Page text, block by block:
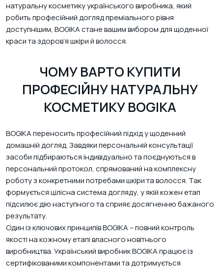
натуральну косметику українського виробника, який
робить професійний догляд преміального рівня
доступнішим, BOGIKA стане вашим вибором для щоденної
краси та здоров’я шкіри й волосся.
ЧОМУ ВАРТО КУПИТИ
ПРОФЕСІЙНУ НАТУРАЛЬНУ
КОСМЕТИКУ BOGIKA
BOGIKA переносить професійний підхід у щоденний
домашній догляд. Завдяки персональній консультації
засоби підбираються індивідуально та поєднуються в
персональний протокол, спрямований на комплексну
роботу з конкретними потребами шкіри та волосся. Так
формується цілісна система догляду, у якій кожен етап
підсилює дію наступного та сприяє досягненню бажаного
результату.
Один із ключових принципів BOGIKA – повний контроль
якості на кожному етапі власного новітнього
виробництва. Український виробник BOGIKA працює із
сертифікованими компонентами та дотримується